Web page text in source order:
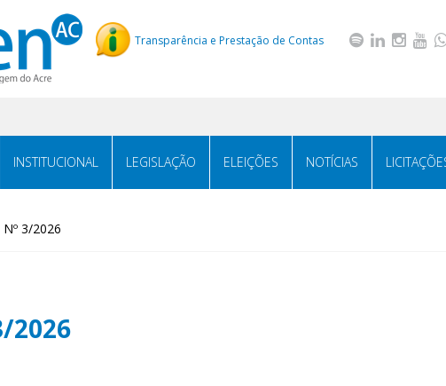
Transparência e Prestação de Contas
INSTITUCIONAL LEGISLAÇÃO ELEIÇÕES NOTÍCIAS
3/2026
2026